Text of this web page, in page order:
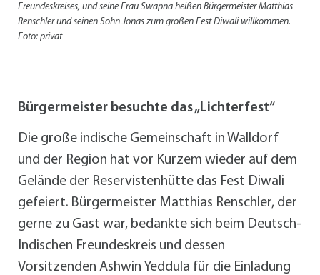
Freundeskreises, und seine Frau Swapna heißen Bürgermeister Matthias
Renschler und seinen Sohn Jonas zum großen Fest Diwali willkommen.
Foto: privat
Bürgermeister besuchte das „Lichterfest“
Die große indische Gemeinschaft in Walldorf
und der Region hat vor Kurzem wieder auf dem
Gelände der Reservistenhütte das Fest Diwali
gefeiert. Bürgermeister Matthias Renschler, der
gerne zu Gast war, bedankte sich beim Deutsch-
Indischen Freundeskreis und dessen
Vorsitzenden Ashwin Yeddula für die Einladung